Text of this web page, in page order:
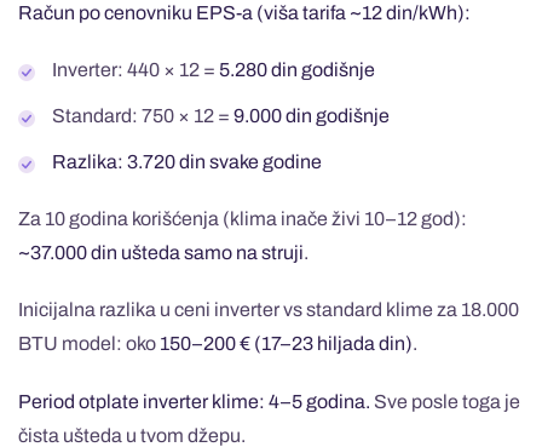
Račun po cenovniku EPS-a (viša tarifa ~12 din/kWh):
Inverter: 440 × 12 = 5.280 din godišnje
Standard: 750 × 12 = 9.000 din godišnje
Razlika: 3.720 din svake godine
Za 10 godina korišćenja (klima inače živi 10–12 god):
~37.000 din ušteda samo na struji.
Inicijalna razlika u ceni inverter vs standard klime za 18.000
BTU model: oko 150–200 € (17–23 hiljada din).
Period otplate inverter klime: 4–5 godina. Sve posle toga je
čista ušteda u tvom džepu.